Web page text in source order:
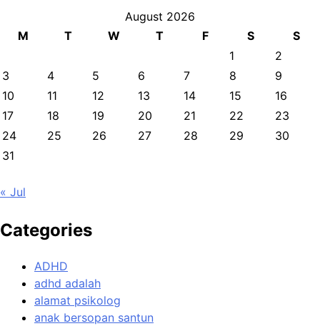
August 2026
M
T W T F S
S
1
2
3
4 5 6 7 8
9
10
11 12 13 14 15
16
17
18 19 20 21 22
23
24
25 26 27 28 29
30
31
« Jul
Categories
ADHD
adhd adalah
alamat psikolog
anak bersopan santun